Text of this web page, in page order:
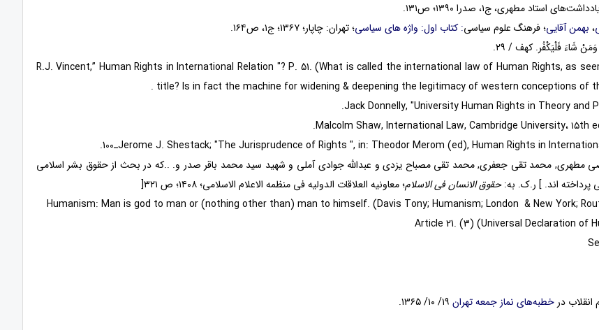
استاد مطهری، ج۱، صدرا ۱۳۹۰؛ ص۱۳۱.
، بهمن آقایی؛ فرهنگ علوم سیاسی: کتاب اول: واژه های سیاسی؛ تهران: چاپار؛ ۱۳۶۷؛ ج۱، ص۱۶۴.
شَاءَ فَلْیَکْفُر. کهف / ۲۹.
. R.J. Vincent,” Human Rights in International Relation "? P. 51. (What is called the international law of Human Rights, as
title? Is in fact the machine for widening & deepening the legitimacy of western conceptions of
مطهری, محمد تقی جعفری, محمد تقی مصباح یزدی و عبدالله جوادی آملی و شهید سید محمد باقر صدر و. ..که در بحث از حقوق بشر اسلامی
پرداخته اند. ] ر.ک. به:حقوق الانسان فی الاسلام؛ معاونیه العلاقات الدولیه فی منظمه الاعلام الاسلامی؛ ۱۴۰۸؛ ص ۳۲۱[
انقلاب درخطبه‌های نماز جمعه‌ تهران